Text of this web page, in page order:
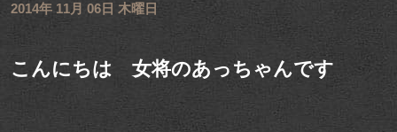
2014年 11月 06日 木曜日
こんにちは 女将のあっちゃんです